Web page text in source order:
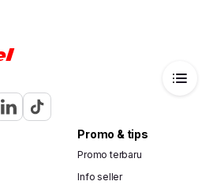
Promo & tips
Promo terbaru
Info seller